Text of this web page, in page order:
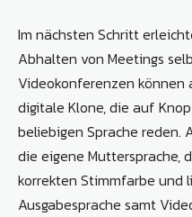
Im nächsten Schritt
Abhalten von Meetings
Videokonferenzen
digitale Klone, die auf
beliebigen Sprache reden.
die eigene Muttersprache,
korrekten Stimmfarbe und
Ausgabesprache samt